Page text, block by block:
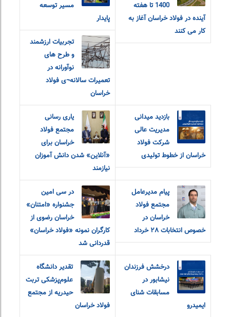
1400 تا هفته
آینده در فولاد خراسان آغاز به
کار می کنند
مسیر توسعه
پایدار
تجربیات ارزشمند
و طرح های
نوآورانه در
تعمیرات سالانه¬ی فولاد
خراسان
بازدید میدانی
مدیریت عالی
شرکت فولاد
خراسان از خطوط تولیدی
یاری رسانی
مجتمع فولاد
خراسان برای
«آنلاین» شدن دانش آموزان
نیازمند
پیام مدیرعامل
مجتمع فولاد
خراسان در
خصوص انتخابات ٢٨ خرداد
در سی امین
جشنواره «امتنان»
خراسان رضوی از
کارگران نمونه «فولاد خراسان»
قدردانی شد
درخشش فرزندان
نیشابور در
مسابقات شنای
ایمیدرو
تقدیر دانشگاه
علوم‌پزشکی تربت
حیدریه از مجتمع
فولاد خراسان